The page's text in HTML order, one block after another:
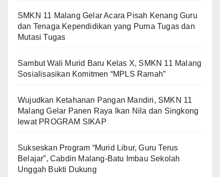
SMKN 11 Malang Gelar Acara Pisah Kenang Guru
dan Tenaga Kependidikan yang Purna Tugas dan
Mutasi Tugas
Sambut Wali Murid Baru Kelas X, SMKN 11 Malang
Sosialisasikan Komitmen “MPLS Ramah”
Wujudkan Ketahanan Pangan Mandiri, SMKN 11
Malang Gelar Panen Raya Ikan Nila dan Singkong
lewat PROGRAM SIKAP
Sukseskan Program “Murid Libur, Guru Terus
Belajar”, Cabdin Malang-Batu Imbau Sekolah
Unggah Bukti Dukung